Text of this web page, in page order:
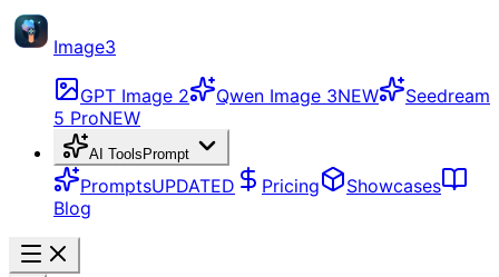
Image3
GPT Image 2 Qwen Image 3NEW
Seedream
5 ProNEW
AI Tools Prompt
PromptsUPDATED Pricing
Showcases
Blog